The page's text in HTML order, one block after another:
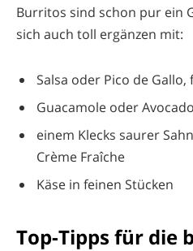
Burritos sind schon pur ein
sich auch toll ergänzen mit:
Salsa oder Pico de
Guacamole oder
einem Klecks saurer
Crème Fraîche
Käse in feinen Stücken
Top-Tipps für die